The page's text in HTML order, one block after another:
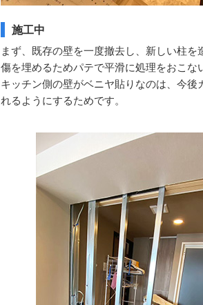
施工中
まず、既存の壁を一度撤去し、新しい柱
傷を埋めるためパテで平滑に処理をおこな
キッチン側の壁がベニヤ貼りなのは、今
れるようにするためです。